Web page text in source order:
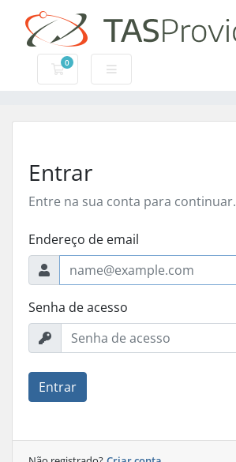
0
Carrinho de Compras
Entrar
Entre na sua conta para continuar.
Endereço de email
Senha de acesso
Entrar